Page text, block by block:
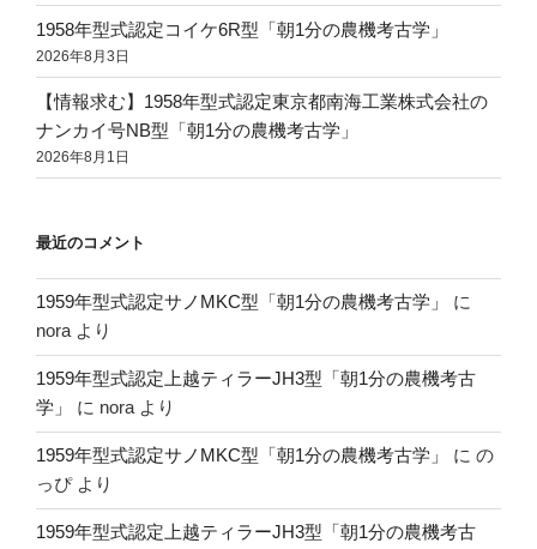
1958年型式認定コイケ6R型「朝1分の農機考古学」
2026年8月3日
【情報求む】1958年型式認定東京都南海工業株式会社の
ナンカイ号NB型「朝1分の農機考古学」
2026年8月1日
最近のコメント
1959年型式認定サノMKC型「朝1分の農機考古学」
に
nora より
1959年型式認定上越ティラーJH3型「朝1分の農機考古
学」
に nora より
1959年型式認定サノMKC型「朝1分の農機考古学」 に の
っぴより
1959年型式認定上越ティラーJH3型「朝1分の農機考古